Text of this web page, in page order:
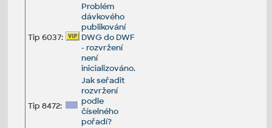
Tip 6037:
Problém
dávkového
publikování
DWG do DWF
- rozvržení
není
inicializováno.
Tip 8472:
Jak seřadit
rozvržení
podle
číselného
pořadí?